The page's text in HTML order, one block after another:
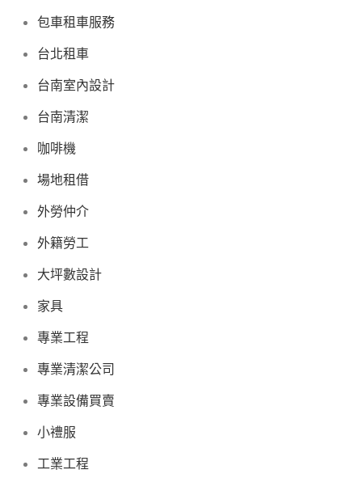
包車租車服務
台北租車
台南室內設計
台南清潔
咖啡機
場地租借
外勞仲介
外籍勞工
大坪數設計
家具
專業工程
專業清潔公司
專業設備買賣
小禮服
工業工程